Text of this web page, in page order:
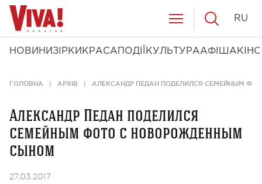
НОВИНИ ЗІРКИ КРАСА ПОДІЇ КУЛЬТУРААФІША КІНО
RU
ГОЛОВНА АРХІВ АЛЕКСАНДР ПЕДАН ПОДЕЛИЛСЯ СЕМЕЙНЫМ
Александр Педан поделился
семейным фото с новорожденным
сыном
27.03.2017